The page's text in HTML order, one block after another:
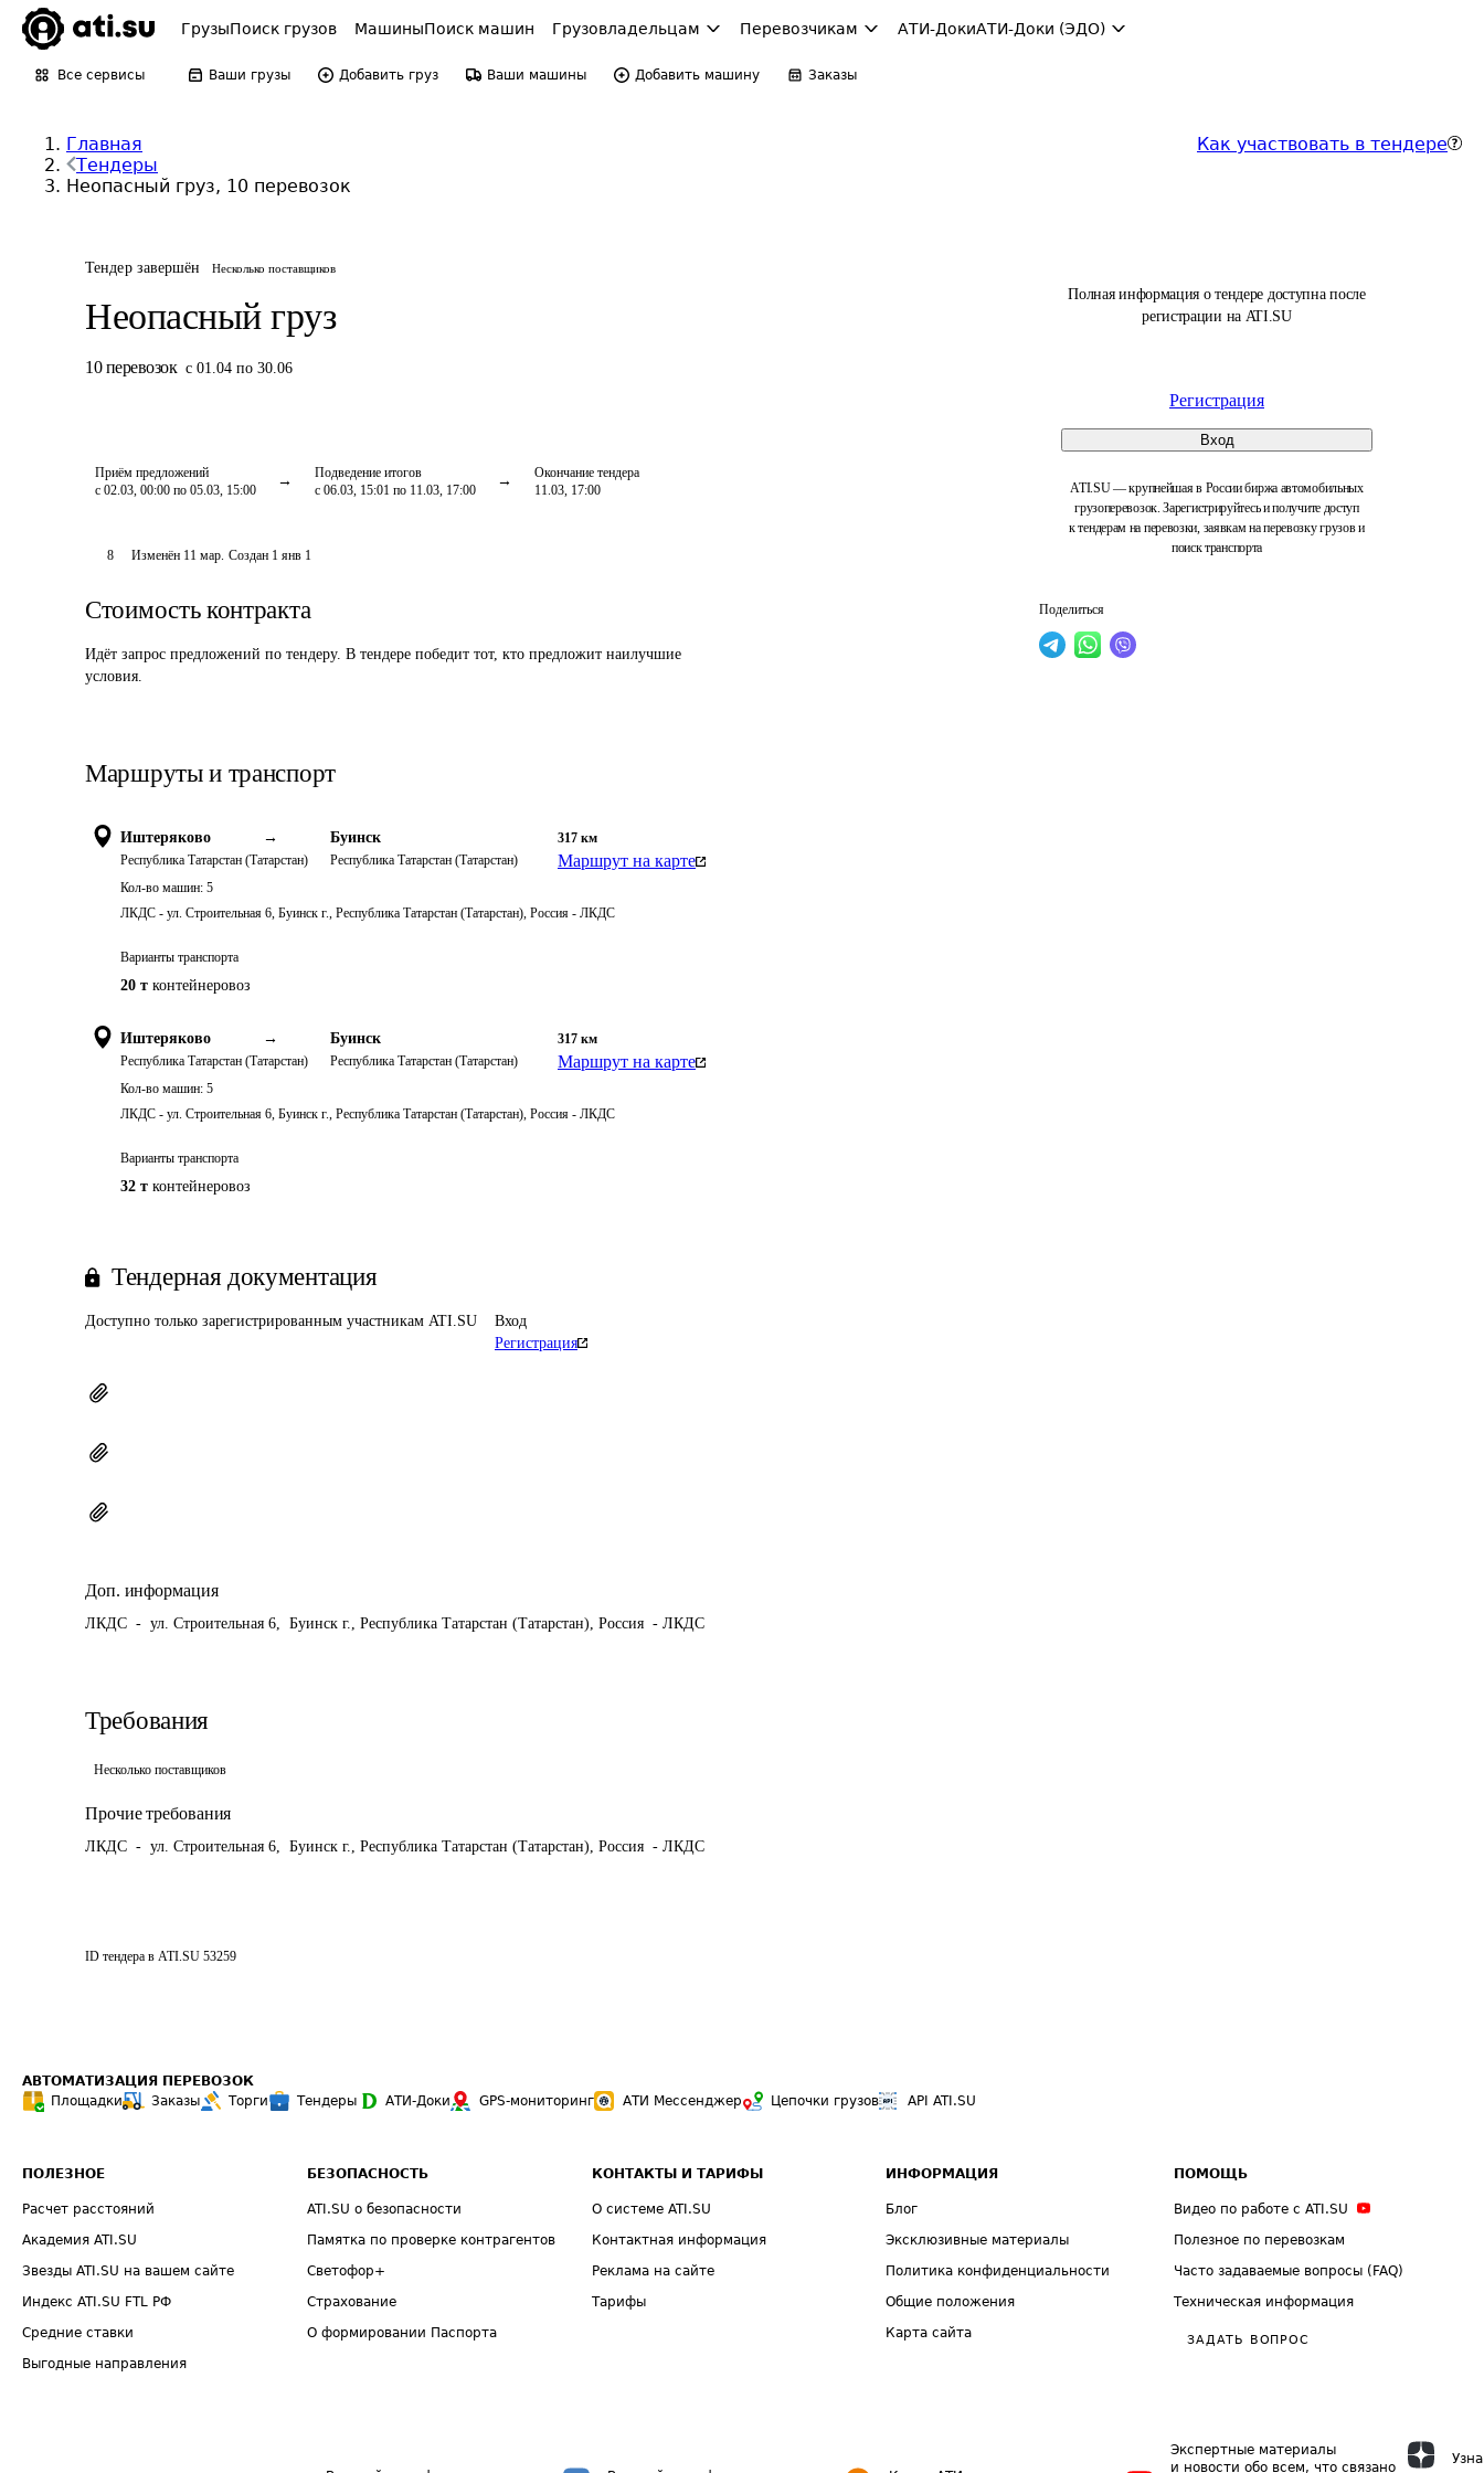
ГрузыПоиск грузов МашиныПоиск машин Грузовладельцам Перевозчикам АТИ-ДокиАТИ-Доки (ЭДО)
Все сервисы Ваши грузы Добавить груз Ваши машины Добавить машину Заказы
Главная
Тендеры
Неопасный груз, 10 перевозок
Как участвовать в тендере
Тендер завершён Несколько поставщиков
Неопасный груз
10 перевозок с 01.04 по 30.06
Приём предложений
с 02.03, 00:00 по 05.03, 15:00
Подведение итогов
с 06.03, 15:01 по 11.03, 17:00
Окончание тендера
11.03, 17:00
Полная информация о тендере доступна после
регистрации на ATI.SU
Регистрация
Вход
ATI.SU — крупнейшая в России биржа автомобильных
грузоперевозок. Зарегистрируйтесь и получите доступ
к тендерам на перевозки, заявкам на перевозку грузов и
поиск транспорта
Поделиться
8 Изменён 11 мар. Создан 1 янв 1
Стоимость контракта
Идёт запрос предложений по тендеру. В тендере победит тот, кто предложит наилучшие
условия.
Маршруты и транспорт
Иштеряково →
Республика Татарстан (Татарстан)
Буинск
Республика Татарстан (Татарстан)
317 км
Маршрут на карте
Кол-во машин: 5
ЛКДС - ул. Строительная 6, Буинск г., Республика Татарстан (Татарстан), Россия - ЛКДС
Варианты транспорта
20 т контейнеровоз
Иштеряково →
Республика Татарстан (Татарстан)
Буинск
Республика Татарстан (Татарстан)
317 км
Маршрут на карте
Кол-во машин: 5
ЛКДС - ул. Строительная 6, Буинск г., Республика Татарстан (Татарстан), Россия - ЛКДС
Варианты транспорта
32 т контейнеровоз
Тендерная документация
Доступно только зарегистрированным участникам ATI.SU
Вход
Регистрация
Доп. информация
ЛКДС  -  ул. Строительная 6,  Буинск г., Республика Татарстан (Татарстан), Россия  - ЛКДС
Требования
Несколько поставщиков
Прочие требования
ЛКДС  -  ул. Строительная 6,  Буинск г., Республика Татарстан (Татарстан), Россия  - ЛКДС
ID тендера в ATI.SU 53259
АВТОМАТИЗАЦИЯ ПЕРЕВОЗОК
Площадки
Заказы Торги Тендеры АТИ-Доки GPS-мониторинг АТИ Мессенджер Цепочки грузов API ATI.SU
ПОЛЕЗНОЕ
Расчет расстояний
Академия ATI.SU
Звезды ATI.SU на вашем сайте
Индекс ATI.SU FTL РФ
Средние ставки
Выгодные направления
БЕЗОПАСНОСТЬ
ATI.SU о безопасности
Памятка по проверке контрагентов
Светофор+
Страхование
О формировании Паспорта
КОНТАКТЫ И ТАРИФЫ
О системе ATI.SU
Контактная информация
Реклама на сайте
Тарифы
ИНФОРМАЦИЯ
Блог
Эксклюзивные материалы
Политика конфиденциальности
Общие положения
Карта сайта
ПОМОЩЬ
Видео по работе с ATI.SU
Полезное по перевозкам
Часто задаваемые вопросы (FAQ)
Техническая информация
ЗАДАТЬ ВОПРОС
Экспертные материалы
и новости обо всем, что связано